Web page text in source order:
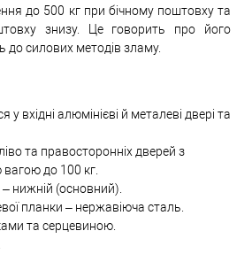
до 500 кг при бічному поштовху та
знизу. Це говорить про його
до силових методів зламу.
у вхідні алюмінієві й металеві двері та
та правосторонніх дверей з
до 100 кг.
нижній (основний).
планки – нержавіюча сталь.
та серцевиною.